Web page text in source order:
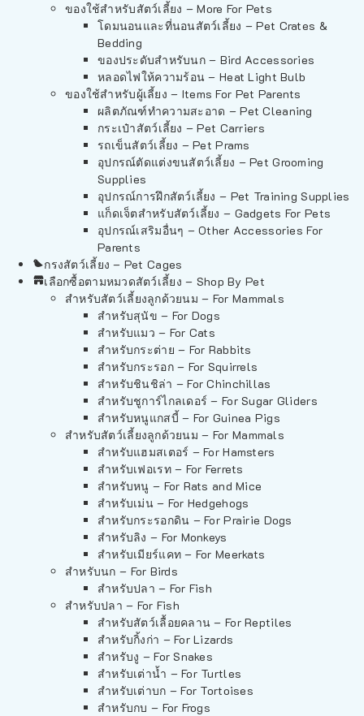
ของใช้สำหรับสัตว์เลี้ยง – More For Pets
โดมนอนและที่นอนสัตว์เลี้ยง – Pet Crates &
Bedding
ของประดับสำหรับนก – Bird Accessories
หลอดไฟให้ความร้อน – Heat Light Bulb
ของใช้สำหรับผู้เลี้ยง – Items For Pet Parents
ผลิตภัณฑ์ทำความสะอาด – Pet Cleaning
กระเป๋าสัตว์เลี้ยง – Pet Carriers
รถเข็นสัตว์เลี้ยง – Pet Prams
อุปกรณ์ตัดแต่งขนสัตว์เลี้ยง – Pet Grooming
Supplies
อุปกรณ์การฝึกสัตว์เลี้ยง – Pet Training Supplies
แก็ดเจ็ตสำหรับสัตว์เลี้ยง – Gadgets For Pets
อุปกรณ์เสริมอื่นๆ – Other Accessories For
Parents
กรงสัตว์เลี้ยง – Pet Cages
เลือกซื้อตามหมวดสัตว์เลี้ยง – Shop By Pet
สำหรับสัตว์เลี้ยงลูกด้วยนม – For Mammals
สำหรับสุนัข – For Dogs
สำหรับแมว – For Cats
สำหรับกระต่าย – For Rabbits
สำหรับกระรอก – For Squirrels
สำหรับชินชิล่า – For Chinchillas
สำหรับชูการ์ไกลเดอร์ – For Sugar Gliders
สำหรับหนูแกสบี้ – For Guinea Pigs
สำหรับสัตว์เลี้ยงลูกด้วยนม – For Mammals
สำหรับแฮมสเตอร์ – For Hamsters
สำหรับเฟอเรท – For Ferrets
สำหรับหนู – For Rats and Mice
สำหรับเม่น – For Hedgehogs
สำหรับกระรอกดิน – For Prairie Dogs
สำหรับลิง – For Monkeys
สำหรับเมียร์แคท – For Meerkats
สำหรับนก – For Birds
สำหรับปลา – For Fish
สำหรับปลา – For Fish
สำหรับสัตว์เลื้อยคลาน – For Reptiles
สำหรับกิ้งก่า – For Lizards
สำหรับงู – For Snakes
สำหรับเต่าน้ำ – For Turtles
สำหรับเต่าบก – For Tortoises
สำหรับกบ – For Frogs